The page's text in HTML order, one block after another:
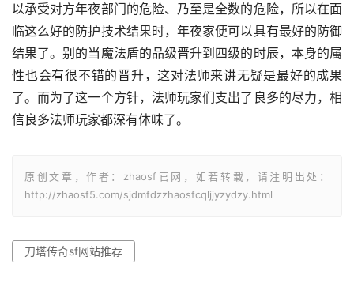
以承受对方年夜部门的危险、乃至是全数的危险，所以在面
临这么好的防护技术结果时，年夜家便可以具有最好的防御
结果了。别的当魔法盾的品级晋升到四级的时辰，本身的属
性也会有很不错的晋升，这对法师来讲无疑是最好的成果
了。而为了这一个方针，法师玩家们支出了良多的尽力，相
信良多法师玩家都深有体味了。
原创文章，作者：zhaosf官网，如若转载，请注明出处：
http://zhaosf5.com/sjdmfdzzhaosfcqljjyzydzy.html
刀塔传奇sf网站推荐